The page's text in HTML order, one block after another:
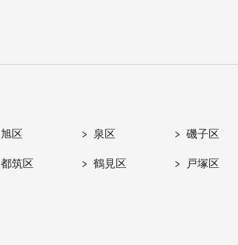
旭区 泉区 磯子区
都筑区 鶴見区 戸塚区